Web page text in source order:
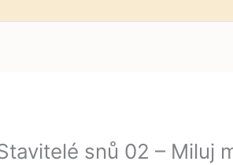
snů 02 – Miluj